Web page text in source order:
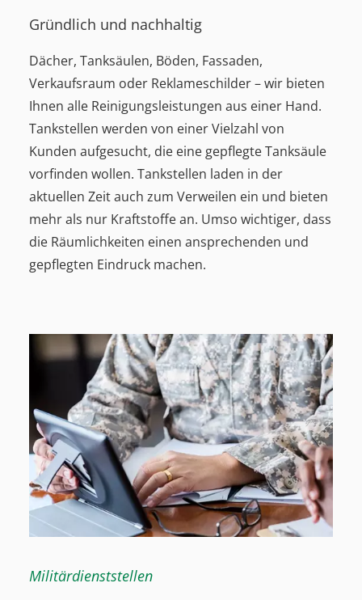
Gründlich und nachhaltig
Dächer, Tanksäulen, Böden, Fassaden,
Verkaufsraum oder Reklameschilder – wir bieten
Ihnen alle Reinigungsleistungen aus einer Hand.
Tankstellen werden von einer Vielzahl von
Kunden aufgesucht, die eine gepflegte Tanksäule
vorfinden wollen. Tankstellen laden in der
aktuellen Zeit auch zum Verweilen ein und bieten
mehr als nur Kraftstoffe an. Umso wichtiger, dass
die Räumlichkeiten einen ansprechenden und
gepflegten Eindruck machen.
Militärdienststellen